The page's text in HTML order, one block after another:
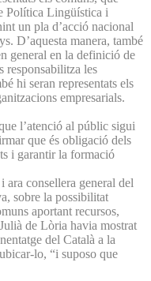
Política Lingüística i
un pla d’acció nacional
D’aquesta manera, també
general en la definició de
responsabilitza les
hi seran representats els
empresarials.
l’atenció al públic sigui
que és obligació dels
i garantir la formació
ara consellera general del
sobre la possibilitat
aportant recursos,
de Lòria havia mostrat
del Català a la
lo, “i suposo que